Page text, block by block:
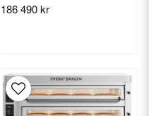
186 490 kr